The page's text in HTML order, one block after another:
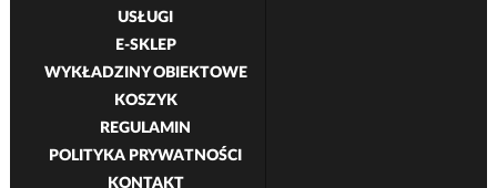
USŁUGI
E-SKLEP
WYKŁADZINY OBIEKTOWE
KOSZYK
REGULAMIN
POLITYKA PRYWATNOŚCI
KONTAKT